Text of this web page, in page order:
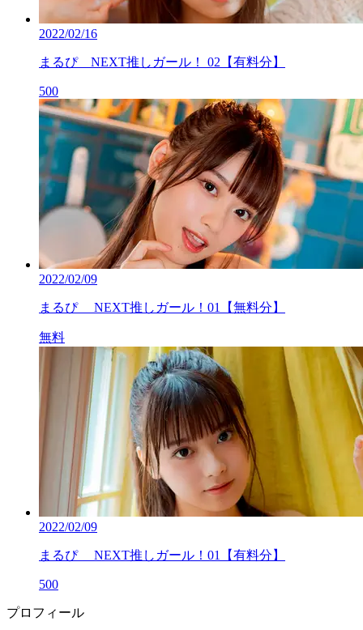
2022/02/16
まるぴ NEXT推しガール！ 02【有料分】
500
2022/02/09
まるぴ NEXT推しガール！01【無料分】
無料
2022/02/09
まるぴ NEXT推しガール！01【有料分】
500
プロフィール